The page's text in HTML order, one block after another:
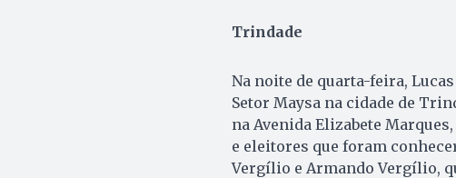
Trindade
Na noite de quarta-feira,
Setor Maysa na cidade de
na Avenida Elizabete
e eleitores que foram
Vergílio e Armando Vergílio,